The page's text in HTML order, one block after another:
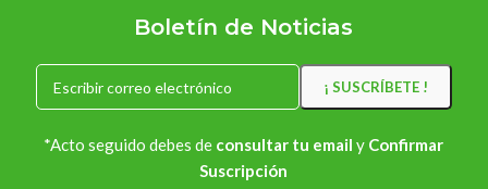
Boletín de Noticias
*Acto seguido debes de consultar tu email y Confirmar
Suscripción